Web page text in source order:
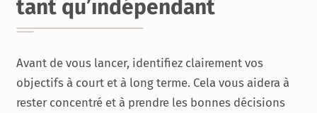
tant qu’indépendant
Avant de vous lancer, identifiez clairement vos
objectifs à court et à long terme. Cela vous aidera à
rester concentré et à prendre les bonnes décisions